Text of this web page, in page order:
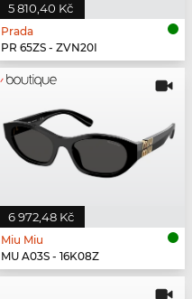
5 810,40 Kč
Prada
PR 65ZS - ZVN20I
6 972,48 Kč
Miu Miu
MU A03S - 16K08Z